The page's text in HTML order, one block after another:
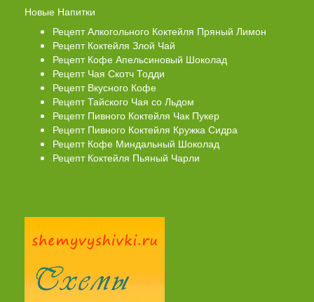
Новые Напитки
Рецепт Алкогольного Коктейля Пряный Лимон
Рецепт Коктейля Злой Чай
Рецепт Кофе Апельсиновый Шоколад
Рецепт Чая Скотч Тодди
Рецепт Вкусного Кофе
Рецепт Тайского Чая со Льдом
Рецепт Пивного Коктейля Чак Пукер
Рецепт Пивного Коктейля Кружка Сидра
Рецепт Кофе Миндальный Шоколад
Рецепт Коктейля Пьяный Чарли